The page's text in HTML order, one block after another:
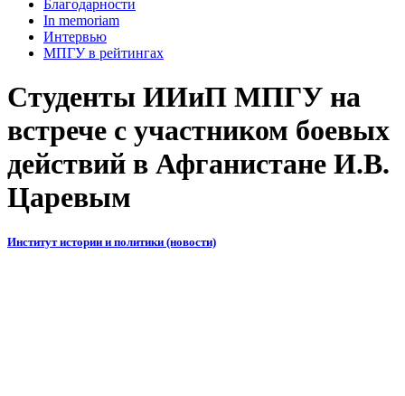
Благодарности
In memoriam
Интервью
МПГУ в рейтингах
Студенты ИИиП МПГУ на
встрече с участником боевых
действий в Афганистане И.В.
Царевым
Институт истории и политики (новости)